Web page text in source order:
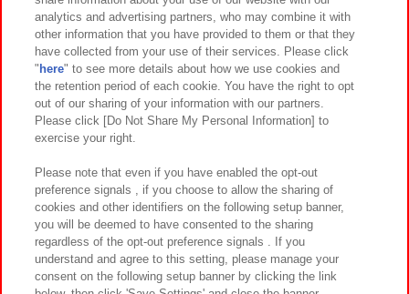
関連会社 サステナビリティ サイトポリシー
プライバシーポリシー ウェブアクセシビリティ方針と検証結果
お取引先さまとともに
カスタマーハラスメント対応方針 よくあるご質問・お問い合わせ
analytics and advertising partners, who may combine it with
other information that you have provided to them or that they
have collected from your use of their services. Please click
" here" to see more details about how we use cookies and
the retention period of each cookie. You have the right to opt
out of our sharing of your information with our partners.
Please click [Do Not Share My Personal Information] to
exercise your right.
Please note that even if you have enabled the opt-out
preference signals , if you choose to allow the sharing of
cookies and other identifiers on the following setup banner,
you will be deemed to have consented to the sharing
regardless of the opt-out preference signals . If you
understand and agree to this setting, please manage your
consent on the following setup banner by clicking the link